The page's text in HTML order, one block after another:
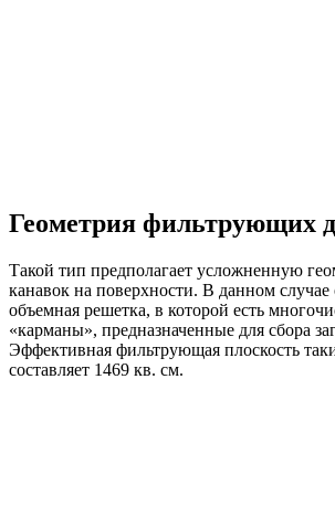
Геометрия фильтрующих
Такой тип предполагает усложненную
канавок на поверхности. В данном случае
объемная решетка, в которой есть
«карманы», предназначенные для сбора
Эффективная фильтрующая плоскость
составляет 1469 кв. см.